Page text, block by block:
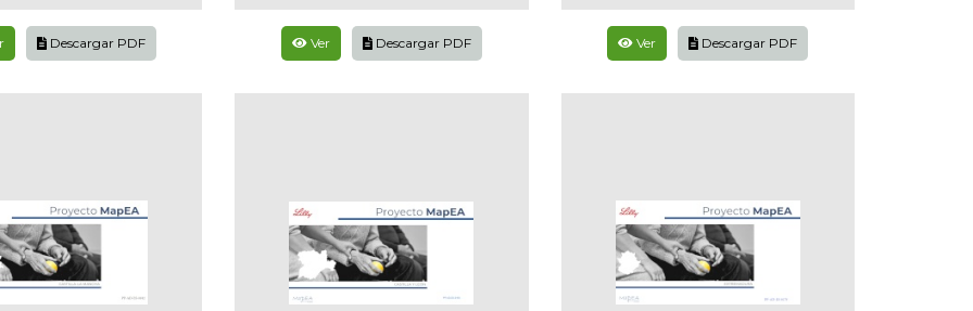
Descargar PDF Ver Descargar PDF Ver Descargar PDF